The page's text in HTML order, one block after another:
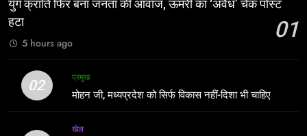
दिशा भी चाहिए
युग क्रांति फिर बना जनता की आवाज, ऊमरी का ‘अवैध’ चेक पोस्ट
हटा
01
5 hours ago
02
प्रमुख
मोहन जी, मध्यप्रदेश को सिर्फ विकास नहीं-दिशा भी चाहिए
खेल
1
का ‘अवैध’ चेक पोस्ट हटा
प्रमुख